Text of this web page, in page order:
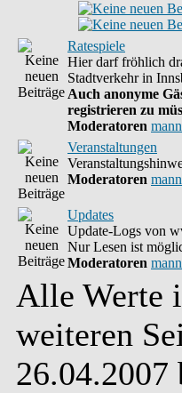
Ratespiele
Hier darf fröhlich
Stadtverkehr in
Auch anonyme
registrieren zu
Moderatoren
Veranstaltungen
Moderatoren
Updates
Update-Logs von
Nur Lesen ist
Moderatoren
Alle Werte
weiteren